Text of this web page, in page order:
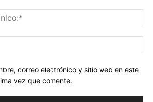
correo electrónico y sitio web en este
vez que comente.